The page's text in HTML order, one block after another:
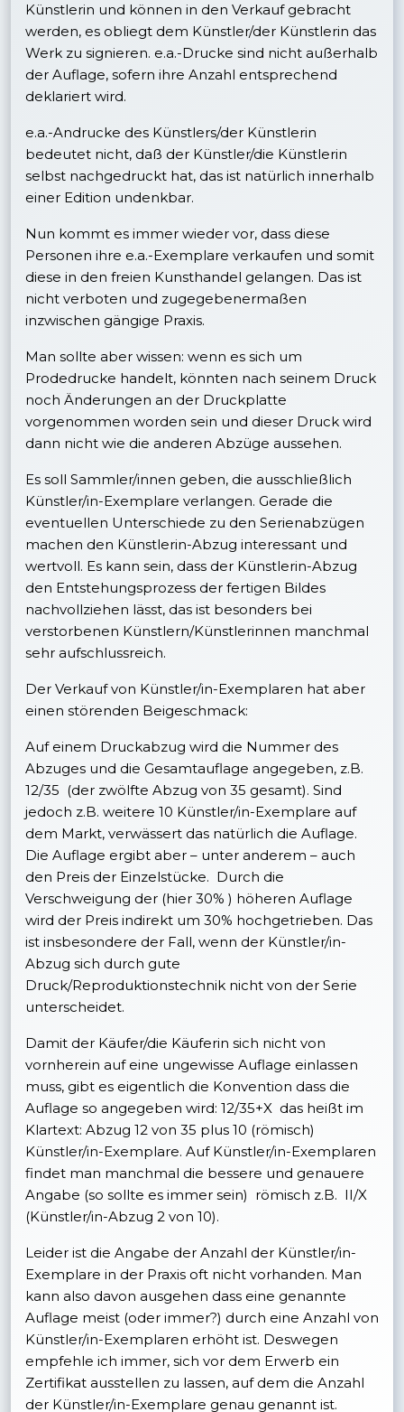
Künstlerin und können in den Verkauf gebracht
werden, es obliegt dem Künstler/der Künstlerin das
Werk zu signieren. e.a.-Drucke sind nicht außerhalb
der Auflage, sofern ihre Anzahl entsprechend
deklariert wird.
e.a.-Andrucke des Künstlers/der Künstlerin
bedeutet nicht, daß der Künstler/die Künstlerin
selbst nachgedruckt hat, das ist natürlich innerhalb
einer Edition undenkbar.
Nun kommt es immer wieder vor, dass diese
Personen ihre e.a.-Exemplare verkaufen und somit
diese in den freien Kunsthandel gelangen. Das ist
nicht verboten und zugegebenermaßen
inzwischen gängige Praxis.
Man sollte aber wissen: wenn es sich um
Prodedrucke handelt, könnten nach seinem Druck
noch Änderungen an der Druckplatte
vorgenommen worden sein und dieser Druck wird
dann nicht wie die anderen Abzüge aussehen.
Es soll Sammler/innen geben, die ausschließlich
Künstler/in-Exemplare verlangen. Gerade die
eventuellen Unterschiede zu den Serienabzügen
machen den Künstlerin-Abzug interessant und
wertvoll. Es kann sein, dass der Künstlerin-Abzug
den Entstehungsprozess der fertigen Bildes
nachvollziehen lässt, das ist besonders bei
verstorbenen Künstlern/Künstlerinnen manchmal
sehr aufschlussreich.
Der Verkauf von Künstler/in-Exemplaren hat aber
einen störenden Beigeschmack:
Auf einem Druckabzug wird die Nummer des
Abzuges und die Gesamtauflage angegeben, z.B.
12/35 (der zwölfte Abzug von 35 gesamt). Sind
jedoch z.B. weitere 10 Künstler/in-Exemplare auf
dem Markt, verwässert das natürlich die Auflage.
Die Auflage ergibt aber – unter anderem – auch
den Preis der Einzelstücke. Durch die
Verschweigung der (hier 30% ) höheren Auflage
wird der Preis indirekt um 30% hochgetrieben. Das
ist insbesondere der Fall, wenn der Künstler/in-
Abzug sich durch gute
Druck/Reproduktionstechnik nicht von der Serie
unterscheidet.
Damit der Käufer/die Käuferin sich nicht von
vornherein auf eine ungewisse Auflage einlassen
muss, gibt es eigentlich die Konvention dass die
Auflage so angegeben wird: 12/35+X das heißt im
Klartext: Abzug 12 von 35 plus 10 (römisch)
Künstler/in-Exemplare. Auf Künstler/in-Exemplaren
findet man manchmal die bessere und genauere
Angabe (so sollte es immer sein) römisch z.B. II/X
(Künstler/in-Abzug 2 von 10).
Leider ist die Angabe der Anzahl der Künstler/in-
Exemplare in der Praxis oft nicht vorhanden. Man
kann also davon ausgehen dass eine genannte
Auflage meist (oder immer?) durch eine Anzahl von
Künstler/in-Exemplaren erhöht ist. Deswegen
empfehle ich immer, sich vor dem Erwerb ein
Zertifikat ausstellen zu lassen, auf dem die Anzahl
der Künstler/in-Exemplare genau genannt ist.